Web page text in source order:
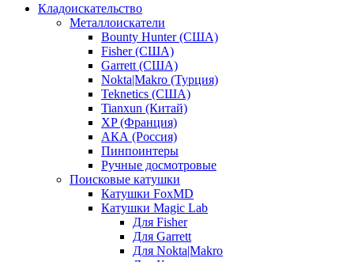
Кладоискательство
Металлоискатели
Bounty Hunter (США)
Fisher (США)
Garrett (США)
Nokta|Makro (Турция)
Teknetics (США)
Tianxun (Китай)
XP (Франция)
АКА (Россия)
Пинпоинтеры
Ручные досмотровые
Поисковые катушки
Катушки FoxMD
Катушки Magic Lab
Для Fisher
Для Garrett
Для Nokta|Makro